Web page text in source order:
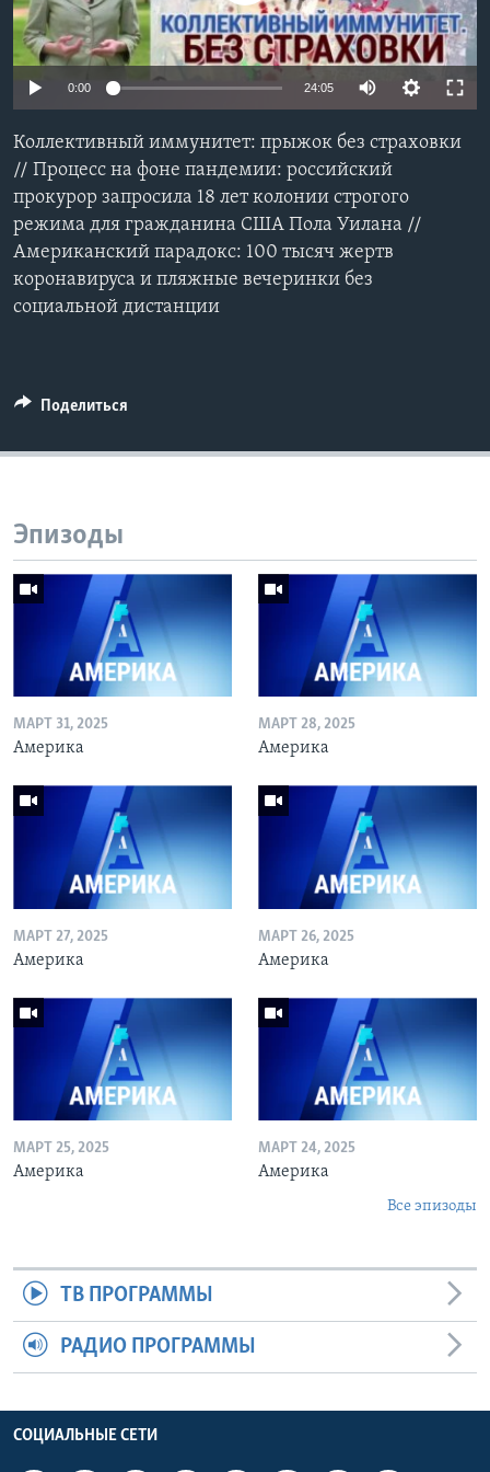
Learning English
СОЦИАЛЬНЫЕ СЕТИ
Языки
0:00 24:05
Коллективный иммунитет: прыжок без страховки
// Процесс на фоне пандемии: российский
прокурор запросила 18 лет колонии строгого
режима для гражданина США Пола Уилана //
Американский парадокс: 100 тысяч жертв
коронавируса и пляжные вечеринки без
социальной дистанции
Поделиться
Эпизоды
МАРТ 31, 2025
Америка
МАРТ 28, 2025
Америка
МАРТ 27, 2025
Америка
МАРТ 26, 2025
Америка
МАРТ 25, 2025
Америка
МАРТ 24, 2025
Америка
Все эпизоды
ТВ ПРОГРАММЫ
РАДИО ПРОГРАММЫ
СОЦИАЛЬНЫЕ СЕТИ